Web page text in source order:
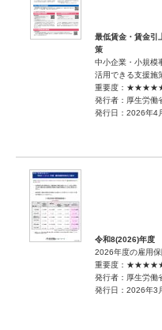
最低賃金・賃金引
策
中小企業・小規模
活用できる支援施
重要度：
発行者：厚生労働
発行日：2026年4
令和8(2026)年度
2026年度の雇用
重要度：
発行者：厚生労働
発行日：2026年3